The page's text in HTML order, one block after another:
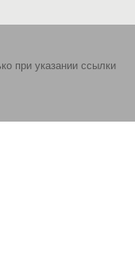
при указании ссылки